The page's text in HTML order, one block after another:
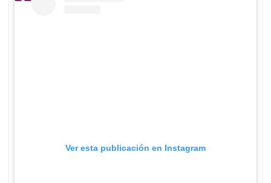
Ver esta publicación en Instagram